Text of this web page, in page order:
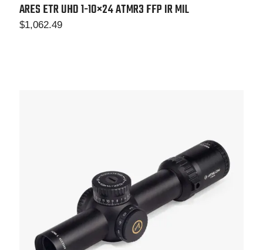
ARES ETR UHD 1-10×24ATMR3 FFP IR MIL
$1,062.49